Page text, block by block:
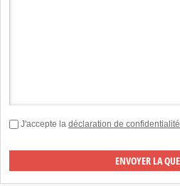
J'accepte la déclaration de confidentialité